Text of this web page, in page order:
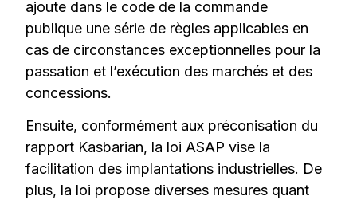
ajoute dans le code de la commande
publique une série de règles applicables en
cas de circonstances exceptionnelles pour la
passation et l’exécution des marchés et des
concessions.
Ensuite, conformément aux préconisation du
rapport Kasbarian, la loi ASAP vise la
facilitation des implantations industrielles. De
plus, la loi propose diverses mesures quant